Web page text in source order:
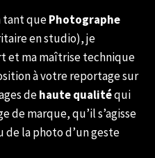
tant quePhotographe
en studio), je
et ma maîtrise technique
à votre reportage sur
dehaute qualitéqui
de marque, qu’il s’agisse
la photo d’un geste